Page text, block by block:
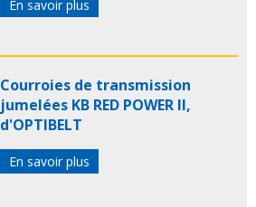
En savoir plus
Courroies de transmission
jumelées KB RED POWER II,
d'OPTIBELT
En savoir plus